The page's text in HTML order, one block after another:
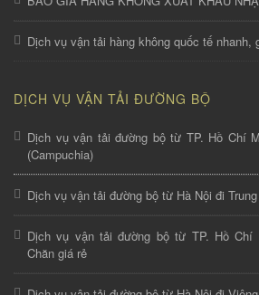
Dịch vụ vận tải hàng không quốc tế nhanh,
DỊCH VỤ VẬN TẢI ĐƯỜNG BỘ
Dịch vụ vận tải đường bộ từ TP. Hồ Chí
(Campuchia)
Dịch vụ vận tải đường bộ từ Hà Nội đi
Dịch vụ vận tải đường bộ từ TP. Hồ Chí
Chăn giá rẻ